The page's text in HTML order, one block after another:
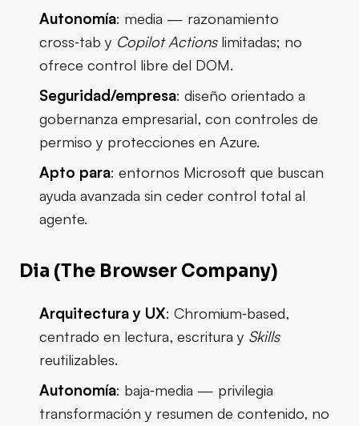
Autonomía: media — razonamiento
cross‑tab y Copilot Actionslimitadas; no
ofrece control libre del DOM.
Seguridad/empresa: diseño orientado a
gobernanza empresarial, con controles de
permiso y protecciones en Azure.
Apto para: entornos Microsoft que buscan
ayuda avanzada sin ceder control total al
agente.
Dia (The Browser Company)
Arquitectura y UX: Chromium‑based,
centrado en lectura, escritura y Skills
reutilizables.
Autonomía: baja‑media — privilegia
transformación y resumen de contenido, no